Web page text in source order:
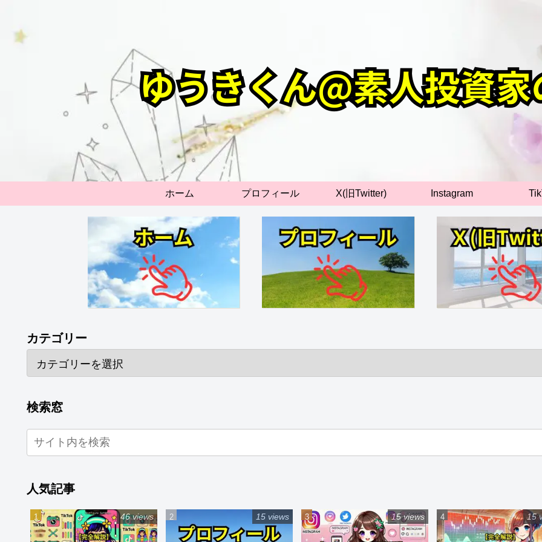
ホーム プロフィール X(旧Twitter) Instagram
カテゴリー
検索窓
人気記事
46 views 15 views 15 views 15